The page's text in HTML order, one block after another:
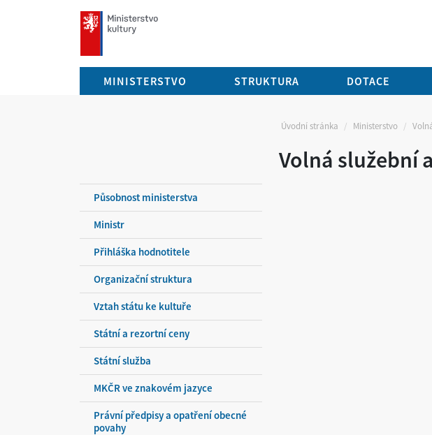
mkcr.cz
MINISTERSTVO STRUKTURA DOTACE
Úvodní stránka Ministerstvo
Volná služební
Působnost ministerstva
Ministr
Přihláška hodnotitele
Organizační struktura
Vztah státu ke kultuře
Státní a rezortní ceny
Státní služba
MKČR ve znakovém jazyce
Právní předpisy a opatření obecné
povahy